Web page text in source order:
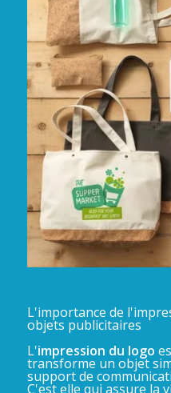
L'importance de
objets publicitaires
L'impression du logo
transforme un objet
support de
C'est elle qui assure la